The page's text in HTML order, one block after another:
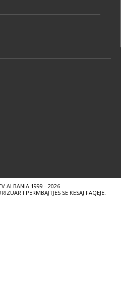
ALBANIA 1999 - 2026
I PERMBAJTJES SE KESAJ FAQEJE.